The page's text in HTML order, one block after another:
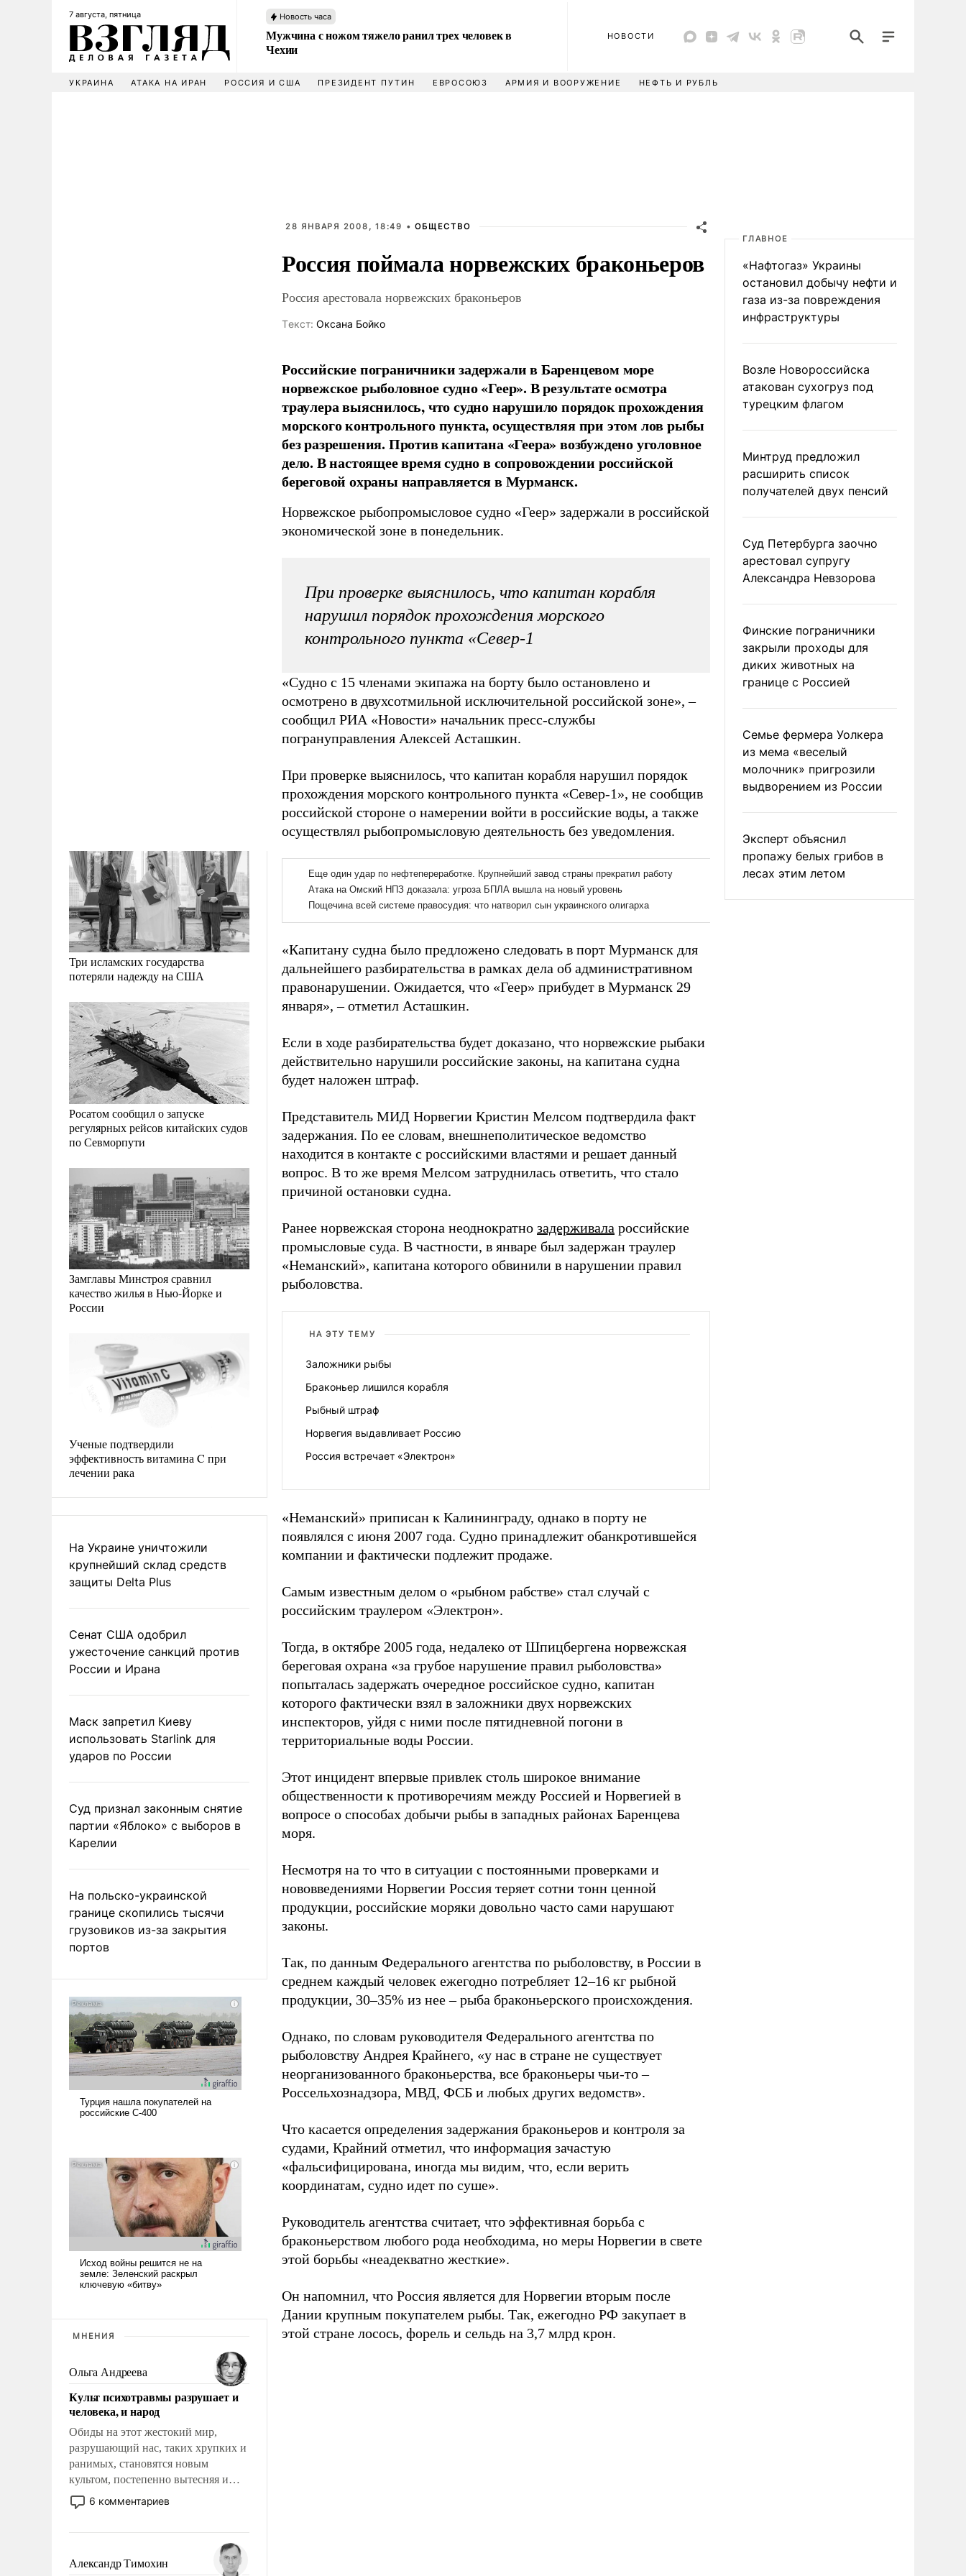
7 августа, пятница Новость часа
Мужчина с ножом тяжело ранил трех человек в
Чехии
НОВОСТИ
УКРАИНА АТАКА НА ИРАН РОССИЯ И США ПРЕЗИДЕНТ ПУТИН ЕВРОСОЮЗ АРМИЯ И ВООРУЖЕНИЕ НЕФТЬ И РУБЛЬ
Три исламских государства
потеряли надежду на США
Росатом сообщил о запуске
регулярных рейсов китайских судов
по Севморпути
Замглавы Минстроя сравнил
качество жилья в Нью-Йорке и
России
Ученые подтвердили
эффективность витамина C при
лечении рака
На Украине уничтожили
крупнейший склад средств
защиты Delta Plus
Сенат США одобрил
ужесточение санкций против
России и Ирана
Маск запретил Киеву
использовать Starlink для
ударов по России
Суд признал законным снятие
партии «Яблоко» с выборов в
Карелии
На польско-украинской
границе скопились тысячи
грузовиков из-за закрытия
портов
МНЕНИЯ
Ольга Андреева
Культ психотравмы разрушает и
человека, и народ
Обиды на этот жестокий мир,
разрушающий нас, таких хрупких и
ранимых, становятся новым
культом, постепенно вытесняя и
отменяя традиционное требование к
человеку – быть мужественным и
на себя ответственность, помогать
слабым, идти вперед и
6 комментариев
Александр Тимохин
28 ЯНВАРЯ 2008, 18:49 •ОБЩЕСТВО
Россия поймала норвежских браконьеров
Россия арестовала норвежских браконьеров
Tекст: Оксана Бойко
Российские пограничники задержали в Баренцевом море
норвежское рыболовное судно «Геер». В результате осмотра
траулера выяснилось, что судно нарушило порядок прохождения
морского контрольного пункта, осуществляя при этом лов рыбы
без разрешения. Против капитана «Геера» возбуждено уголовное
дело. В настоящее время судно в сопровождении российской
береговой охраны направляется в Мурманск.
Норвежское рыбопромысловое судно «Геер» задержали в российской
экономической зоне в понедельник.
При проверке выяснилось, что капитан корабля
нарушил порядок прохождения морского
контрольного пункта «Север-1
«Судно с 15 членами экипажа на борту было остановлено и
осмотрено в двухсотмильной исключительной российской зоне», –
сообщил РИА «Новости» начальник пресс-службы
погрануправления Алексей Асташкин.
При проверке выяснилось, что капитан корабля нарушил порядок
прохождения морского контрольного пункта «Север-1», не сообщив
российской стороне о намерении войти в российские воды, а также
осуществлял рыбопромысловую деятельность без уведомления.
«Капитану судна было предложено следовать в порт Мурманск для
дальнейшего разбирательства в рамках дела об административном
правонарушении. Ожидается, что «Геер» прибудет в Мурманск 29
января», – отметил Асташкин.
Если в ходе разбирательства будет доказано, что норвежские рыбаки
действительно нарушили российские законы, на капитана судна
будет наложен штраф.
Представитель МИД Норвегии Кристин Мелсом подтвердила факт
задержания. По ее словам, внешнеполитическое ведомство
находится в контакте с российскими властями и решает данный
вопрос. В то же время Мелсом затруднилась ответить, что стало
причиной остановки судна.
Ранее норвежская сторона неоднократно задерживала российские
промысловые суда. В частности, в январе был задержан траулер
«Неманский», капитана которого обвинили в нарушении правил
рыболовства.
НА ЭТУ ТЕМУ
Заложники рыбы
Браконьер лишился корабля
Рыбный штраф
Норвегия выдавливает Россию
Россия встречает «Электрон»
«Неманский» приписан к Калининграду, однако в порту не
появлялся с июня 2007 года. Судно принадлежит обанкротившейся
компании и фактически подлежит продаже.
Самым известным делом о «рыбном рабстве» стал случай с
российским траулером «Электрон».
Тогда, в октябре 2005 года, недалеко от Шпицбергена норвежская
береговая охрана «за грубое нарушение правил рыболовства»
попыталась задержать очередное российское судно, капитан
которого фактически взял в заложники двух норвежских
инспекторов, уйдя с ними после пятидневной погони в
территориальные воды России.
Этот инцидент впервые привлек столь широкое внимание
общественности к противоречиям между Россией и Норвегией в
вопросе о способах добычи рыбы в западных районах Баренцева
моря.
Несмотря на то что в ситуации с постоянными проверками и
нововведениями Норвегии Россия теряет сотни тонн ценной
продукции, российские моряки довольно часто сами нарушают
законы.
Так, по данным Федерального агентства по рыболовству, в России в
среднем каждый человек ежегодно потребляет 12–16 кг рыбной
продукции, 30–35% из нее – рыба браконьерского происхождения.
Однако, по словам руководителя Федерального агентства по
рыболовству Андрея Крайнего, «у нас в стране не существует
неорганизованного браконьерства, все браконьеры чьи-то –
Россельхознадзора, МВД, ФСБ и любых других ведомств».
Что касается определения задержания браконьеров и контроля за
судами, Крайний отметил, что информация зачастую
«фальсифицирована, иногда мы видим, что, если верить
координатам, судно идет по суше».
Руководитель агентства считает, что эффективная борьба с
браконьерством любого рода необходима, но меры Норвегии в свете
этой борьбы «неадекватно жесткие».
Он напомнил, что Россия является для Норвегии вторым после
Дании крупным покупателем рыбы. Так, ежегодно РФ закупает в
этой стране лосось, форель и сельдь на 3,7 млрд крон.
ГЛАВНОЕ
«Нафтогаз» Украины
остановил добычу нефти и
газа из-за повреждения
инфраструктуры
Возле Новороссийска
атакован сухогруз под
турецким флагом
Минтруд предложил
расширить список
получателей двух пенсий
Суд Петербурга заочно
арестовал супругу
Александра Невзорова
Финские пограничники
закрыли проходы для
диких животных на
границе с Россией
Семье фермера Уолкера
из мема «веселый
молочник» пригрозили
выдворением из России
Эксперт объяснил
пропажу белых грибов в
лесах этим летом